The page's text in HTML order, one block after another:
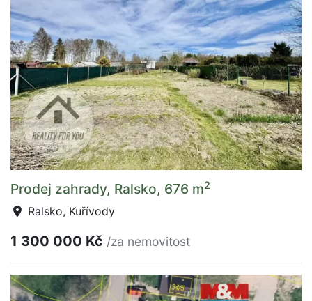
Prodej zahrady, Ralsko, 676 m2
Ralsko, Kuřívody
1 300 000 Kč /za nemovitost